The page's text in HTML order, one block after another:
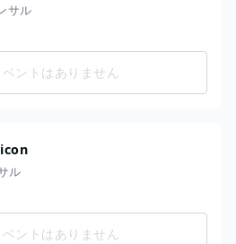
サル
ントはありません
ル
ントはありません